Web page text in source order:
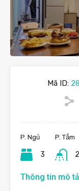
Mã ID:
P. Ngủ
3
P. Tắm
2
Thông tin mô tả